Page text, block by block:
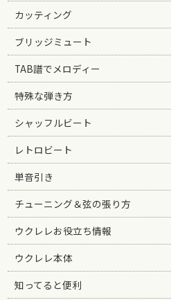
カッティング
ブリッジミュート
TAB譜でメロディー
特殊な弾き方
シャッフルビート
レトロビート
単音引き
チューニング＆弦の張り方
ウクレレお役立ち情報
ウクレレ本体
知ってると便利